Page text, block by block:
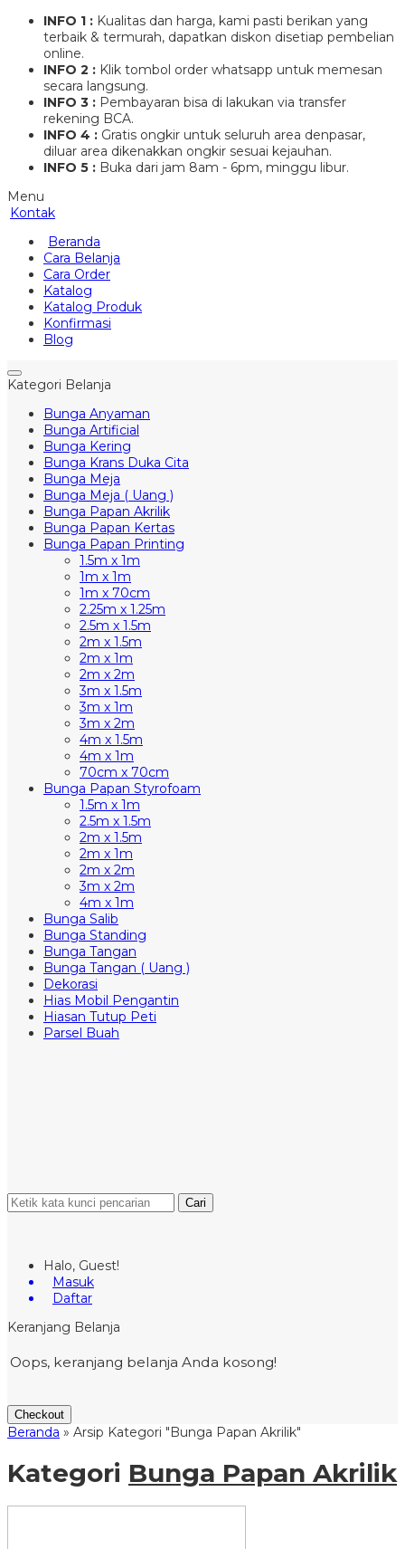
INFO 1 : Kualitas dan harga, kami pasti berikan yang
terbaik & termurah, dapatkan diskon disetiap pembelian
online.
INFO 2 : Klik tombol order whatsapp untuk memesan
secara langsung.
INFO 3 : Pembayaran bisa di lakukan via transfer
rekening BCA.
INFO 4 : Gratis ongkir untuk seluruh area denpasar,
diluar area dikenakkan ongkir sesuai kejauhan.
INFO 5 : Buka dari jam 8am - 6pm, minggu libur.
Menu
Kontak
Beranda
Cara Belanja
Cara Order
Katalog
Katalog Produk
Konfirmasi
Blog
Kategori Belanja
Bunga Anyaman
Bunga Artificial
Bunga Kering
Bunga Krans Duka Cita
Bunga Meja
Bunga Meja ( Uang )
Bunga Papan Akrilik
Bunga Papan Kertas
Bunga Papan Printing
1.5m x 1m
1m x 1m
1m x 70cm
2.25m x 1.25m
2.5m x 1.5m
2m x 1.5m
2m x 1m
2m x 2m
3m x 1.5m
3m x 1m
3m x 2m
4m x 1.5m
4m x 1m
70cm x 70cm
Bunga Papan Styrofoam
1.5m x 1m
2.5m x 1.5m
2m x 1.5m
2m x 1m
2m x 2m
3m x 2m
4m x 1m
Bunga Salib
Bunga Standing
Bunga Tangan
Bunga Tangan ( Uang )
Dekorasi
Hias Mobil Pengantin
Hiasan Tutup Peti
Parsel Buah
Cari
Halo, Guest!
Masuk
Daftar
Keranjang Belanja
Oops, keranjang belanja Anda kosong!
Checkout
Beranda » Arsip Kategori "Bunga Papan Akrilik"
Kategori Bunga Papan Akrilik